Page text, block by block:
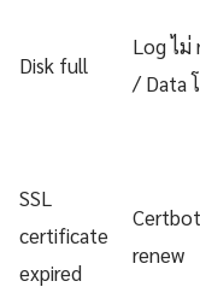
Disk full
Log ไม่
/ Data
SSL
certificate
expired
renew